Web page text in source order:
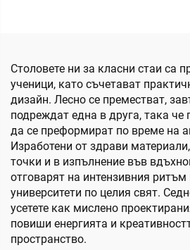
Столовете ни за класни стаи са
ученици, като съчетават
дизайн. Лесно се преместват,
подреждат една в друга, така че
да се преформират по време на
Изработени от здрави
точки и в изпълнение във
отговарят на интензивния
университети по целия свят.
усетете как мислено
повиши енергията и
пространство.